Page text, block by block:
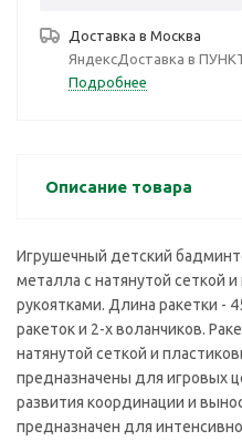
Доставка в Москва
ЯндексДоставка в
Подробнее
Описание товара
Игрушечный детский
металла с натянутой сеткой
рукоятками. Длина ракетки -
ракеток и 2-х воланчиков.
натянутой сеткой и
предназначены для игровых
развития координации и
предназначен для